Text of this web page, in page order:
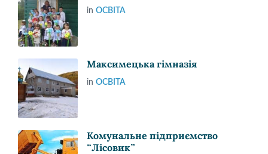
in ОСВІТА
Максимецька гімназія
in ОСВІТА
Комунальне підприємство
“Лісовик”